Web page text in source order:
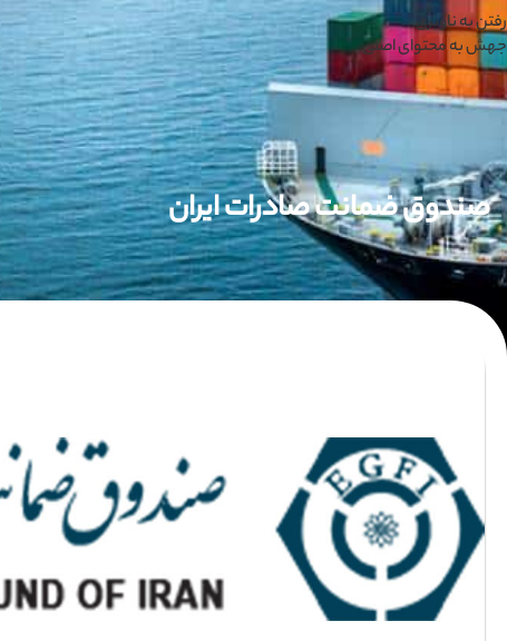
رفتن به ناوبری
جهش به محتوای اصلی
صندوق ضمانت صادرات ایران